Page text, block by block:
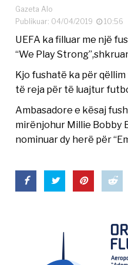
Gazeta Alo
Publikuar: 04/04/2019
10:56
UEFA ka filluar me një
“We Play
Kjo fushatë ka për
të reja për të luajtur
Ambasadore e kësaj
mirënjohur Millie Bobby
nominuar dy herë për